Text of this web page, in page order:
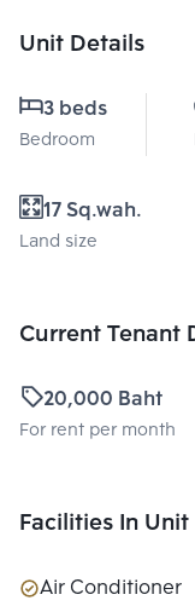
Unit Details
3 beds
Bedroom
17 Sq.wah.
Land size
Current Tenant
20,000 Baht
For rent per month
Facilities In Unit
Air Conditioner